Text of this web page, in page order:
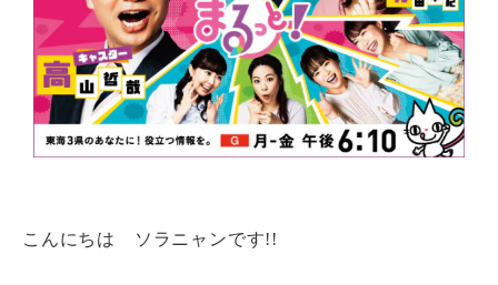
お問い合わせ プライバシーポリシー サイトマップ
こんにちは ソラニャンです!!